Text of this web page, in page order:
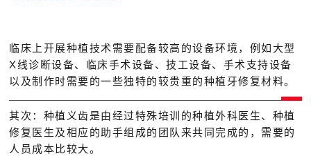
临床上开展种植技术需要配备较高的设备环境，例如大型
X线诊断设备、临床手术设备、技工设备、手术支持设备
以及制作时需要的一些独特的较贵重的种植牙修复材料。
其次：种植义齿是由经过特殊培训的种植外科医生、种植
修复医生及相应的助手组成的团队来共同完成的，需要的
人员成本比较大。